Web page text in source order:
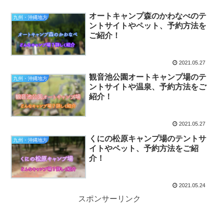
九州・沖縄地方
オートキャンプ森のかわなべのテ
ントサイトやペット、予約方法を
ご紹介！
2021.05.27
九州・沖縄地方
観音池公園オートキャンプ場のテ
ントサイトや温泉、予約方法をご
紹介！
2021.05.27
九州・沖縄地方
くにの松原キャンプ場のテントサ
イトやペット、予約方法をご紹
介！
2021.05.24
スポンサーリンク